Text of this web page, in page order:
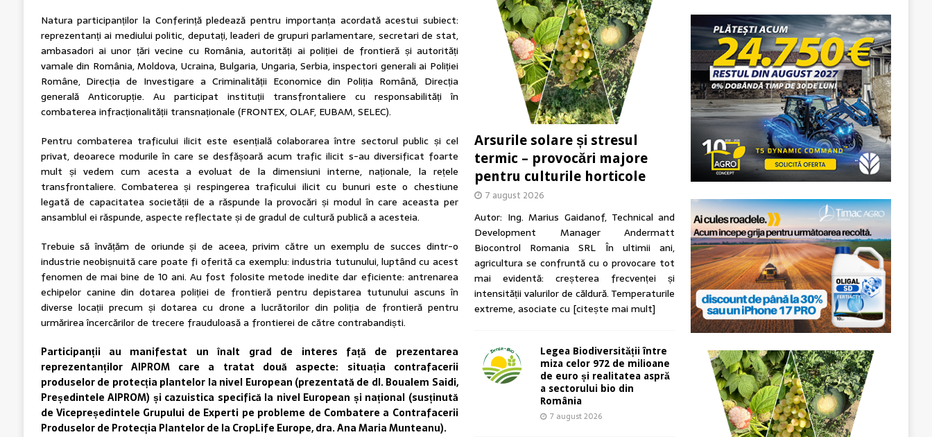
Natura participanților la Conferință pledează pentru importanța acordată acestui subiect:
reprezentanți ai mediului politic, deputați, leaderi de grupuri parlamentare, secretari de stat,
ambasadori ai unor țări vecine cu România, autorități ai poliției de frontieră și autorități
vamale din România, Moldova, Ucraina, Bulgaria, Ungaria, Serbia, inspectori generali ai Poliției
Române, Direcția de Investigare a Criminalității Economice din Poliția Română, Direcția
generală Anticorupție. Au participat instituții transfrontaliere cu responsabilități în
combaterea infracționalității transnaționale (FRONTEX, OLAF, EUBAM, SELEC).
Pentru combaterea traficului ilicit este esențială colaborarea între sectorul public și cel
privat, deoarece modurile în care se desfășoară acum trafic ilicit s-au diversificat foarte
mult și vedem cum acesta a evoluat de la dimensiuni interne, naționale, la rețele
transfrontaliere. Combaterea și respingerea traficului ilicit cu bunuri este o chestiune
legată de capacitatea societății de a răspunde la provocări și modul în care aceasta per
ansamblul ei răspunde, aspecte reflectate și de gradul de cultură publică a acesteia.
Trebuie să învățăm de oriunde și de aceea, privim către un exemplu de succes dintr-o
industrie neobișnuită care poate fi oferită ca exemplu: industria tutunului, luptând cu acest
fenomen de mai bine de 10 ani. Au fost folosite metode inedite dar eficiente: antrenarea
echipelor canine din dotarea poliției de frontieră pentru depistarea tutunului ascuns în
diverse locații precum și dotarea cu drone a lucrătorilor din poliția de frontieră pentru
urmărirea încercărilor de trecere frauduloasă a frontierei de către contrabandiști.
Participanții au manifestat un înalt grad de interes față de prezentarea
reprezentanților AIPROM care a tratat două aspecte: situația contrafacerii
produselor de protecția plantelor la nivel European (prezentată de dl. Boualem Saidi,
Președintele AIPROM) și cazuistica specifică la nivel European și național (susținută
de Vicepreședintele Grupului de Experti pe probleme de Combatere a Contrafacerii
Produselor de Protecția Plantelor de la CropLife Europe, dra. Ana Maria Munteanu).
Arsurile solare și stresul
termic – provocări majore
pentru culturile horticole
7 august 2026
Autor: Ing. Marius Gaidanof, Technical and
Development Manager Andermatt
Biocontrol Romania SRL În ultimii ani,
agricultura se confruntă cu o provocare tot
mai evidentă: creșterea frecvenței și
intensității valurilor de căldură. Temperaturile
extreme, asociate cu [citește mai mult]
Legea Biodiversității între
miza celor 972 de milioane
de euro și realitatea aspră
a sectorului bio din
România
7 august 2026